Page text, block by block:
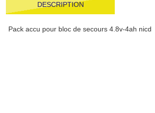
DESCRIPTION
Pack accu pour bloc de secours 4.8v-4ah nicd